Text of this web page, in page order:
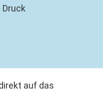
auf das